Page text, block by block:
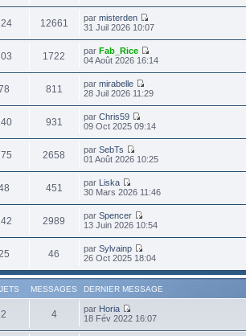
12661 parmisterden
31 Juil 2026 10:07
1722 parFab_Rice
04 Août 2026 16:14
811 parmirabelle
28 Juil 2026 11:29
931 parChris59
09 Oct 2025 09:14
2658 parSebTs
01 Août 2026 10:25
451 par Liska
30 Mars 2026 11:46
2989 parSpencer
13 Juin 2026 10:54
25 46 parSylvainp
26 Oct 2025 18:04
MESSAGES DERNIER MESSAGE
2 4 par Horia
18 Fév 2022 16:07